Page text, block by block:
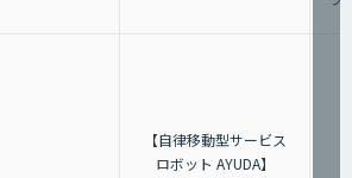
【自律移動型サービス
ロボット AYUDA】